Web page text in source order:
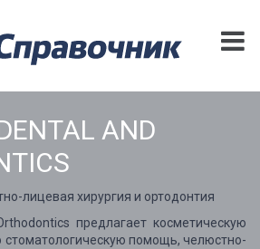
AND
лицевая хирургия и ортодонтия
предлагает косметическую
помощь, челюстно-